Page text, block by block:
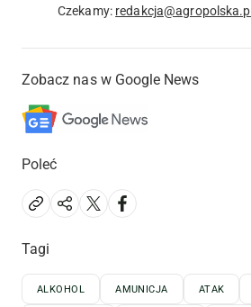
Czekamy: redakcja@agropolska.pl
Zobacz nas w Google News
Poleć
Tagi
ALKOHOL AMUNICJA ATAK